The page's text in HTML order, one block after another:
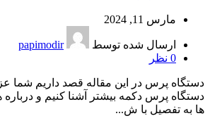
مارس 11, 2024
ارسال شده توسط
papimodir
0 نظر
دستگاه پرس در این مقاله قصد داریم شما
دستگاه پرس دکمه بیشتر آشنا کنیم و درباره
ها به تفصیل با ش...